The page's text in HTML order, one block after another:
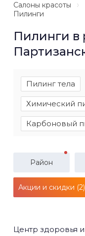
Салоны красоты
Пилинги
Пилинги в
Пилинг тела
Химический
Карбоновый
Район
Акции и скидки (2)
Центр здоровья